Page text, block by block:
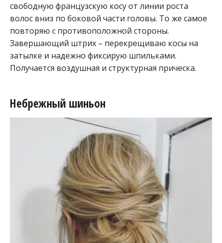
свободную французскую косу от линии роста
волос вниз по боковой части головы. То же самое
повторяю с противоположной стороны.
Завершающий штрих – перекрещиваю косы на
затылке и надежно фиксирую шпильками.
Получается воздушная и структурная прическа.
Небрежный шиньон